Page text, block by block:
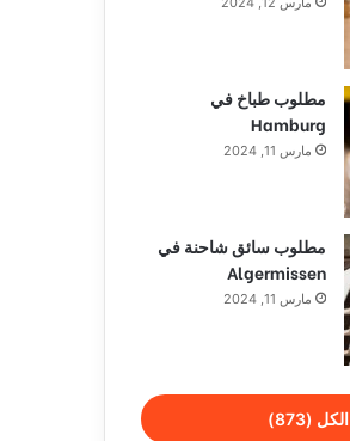
مطلوب طباخ في
Hamburg
مارس 11, 2024
مطلوب سائق شاحنة في
Algermissen
مارس 11, 2024
الكل (873)